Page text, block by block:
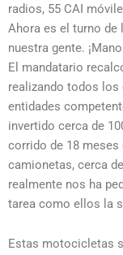
radios, 55 CAI
Ahora es el turno de
nuestra gente.
El mandatario
realizando todos los
entidades
invertido cerca de
corrido de 18
camionetas, cerca
realmente nos ha
tarea como ellos la
Estas motocicletas